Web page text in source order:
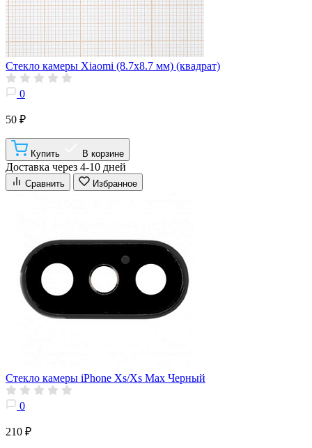
Стекло камеры Xiaomi (8.7x8.7 мм) (квадрат)
0
50 ₽
Купить В корзине
Доставка через 4-10 дней
Сравнить Избранное
Стекло камеры iPhone Xs/Xs Max Черный
0
210 ₽